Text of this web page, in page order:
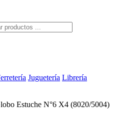
Juguetería Librería
Estuche N°6 X4 (8020/5004)